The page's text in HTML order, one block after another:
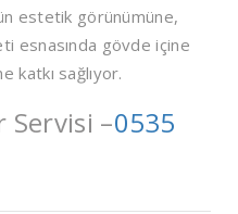
estetik görünümüne,
esnasında gövde içine
katkı sağlıyor.
Servisi –0535